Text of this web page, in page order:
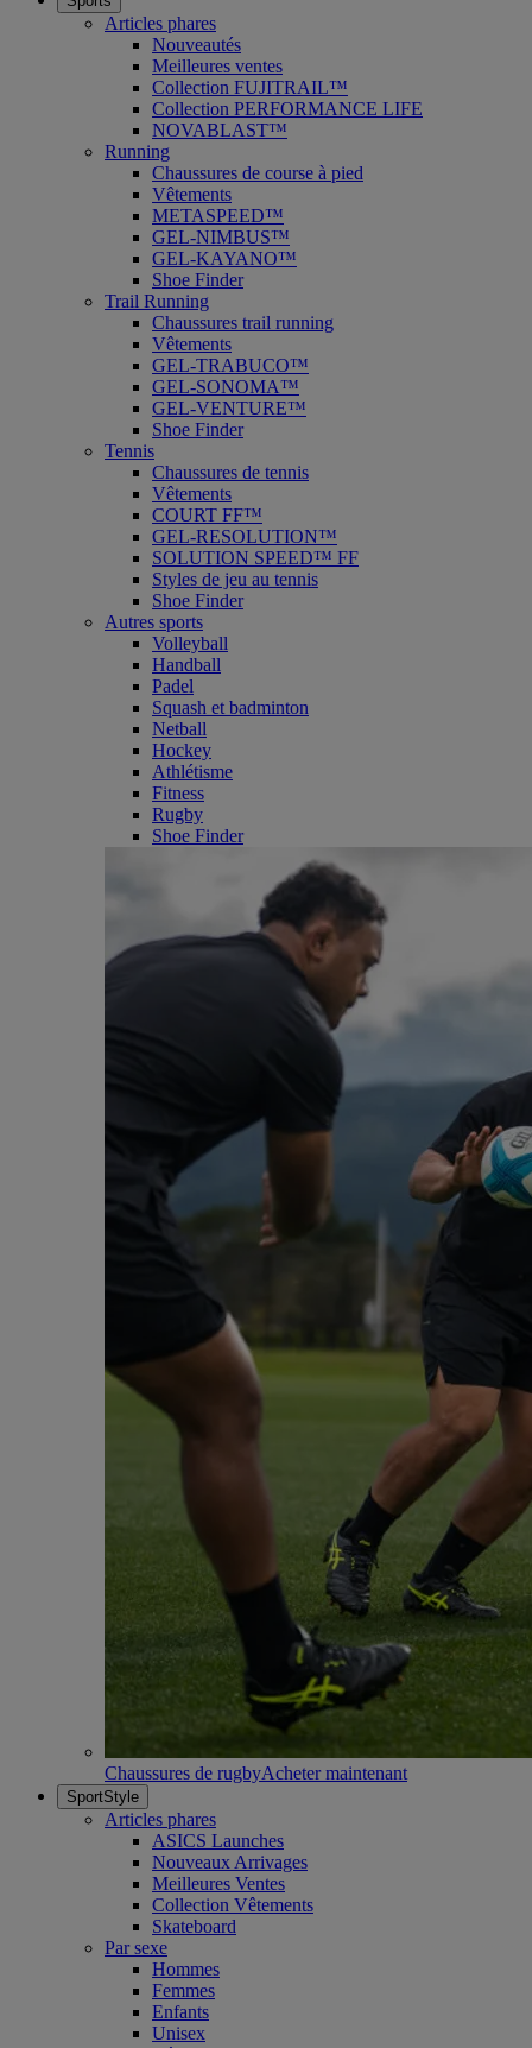
Articles phares
Nouveautés
Meilleures ventes
Collection FUJITRAIL™
Collection PERFORMANCE LIFE
NOVABLAST™
Running
Chaussures de course à pied
Vêtements
METASPEED™
GEL-NIMBUS™
GEL-KAYANO™
Shoe Finder
Trail Running
Chaussures trail running
Vêtements
GEL-TRABUCO™
GEL-SONOMA™
GEL-VENTURE™
Shoe Finder
Tennis
Chaussures de tennis
Vêtements
COURT FF™
GEL-RESOLUTION™
SOLUTION SPEED™ FF
Styles de jeu au tennis
Shoe Finder
Autres sports
Volleyball
Handball
Padel
Squash et badminton
Netball
Hockey
Athlétisme
Fitness
Rugby
Shoe Finder
Chaussures de rugbyAcheter maintenant
SportStyle
Articles phares
ASICS Launches
Nouveaux Arrivages
Meilleures Ventes
Collection Vêtements
Skateboard
Par sexe
Hommes
Femmes
Enfants
Unisex